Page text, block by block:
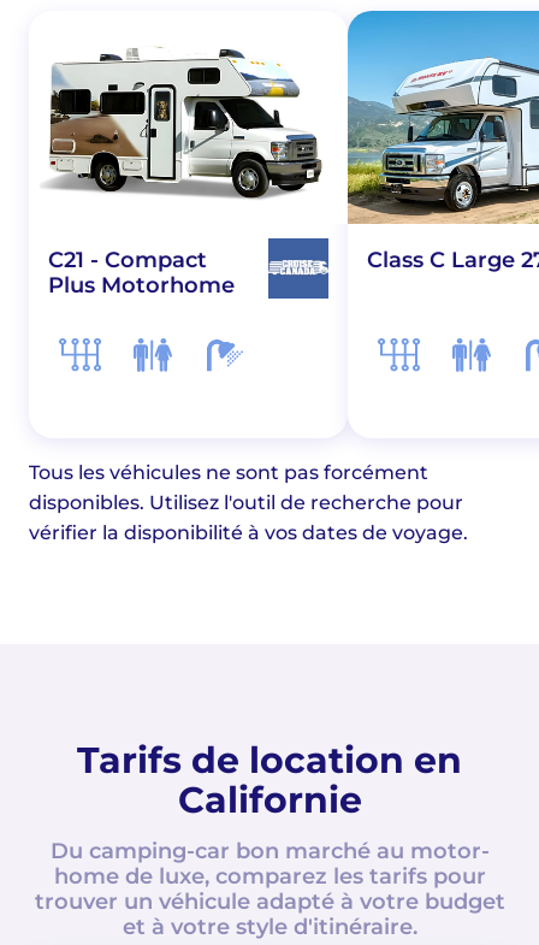
C21 - Compact
Plus Motorhome
Class C Large
Tous les véhicules ne sont pas forcément
disponibles. Utilisez l'outil de recherche pour
vérifier la disponibilité à vos dates de voyage.
Tarifs de location en
Californie
Du camping-car bon marché au motor-
home de luxe, comparez les tarifs pour
trouver un véhicule adapté à votre budget
et à votre style d'itinéraire.